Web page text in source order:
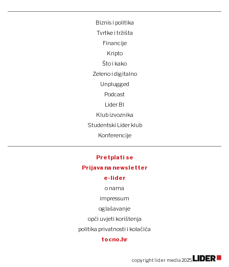
Biznis i politika
Tvrtke i tržišta
Financije
Kripto
Što i kako
Zeleno i digitalno
Unplugged
Podcast
Lider BI
Klub izvoznika
Studentski Lider klub
Konferencije
Pretplati se
Prijava na newsletter
e-lider
o nama
impressum
oglašavanje
opći uvjeti korištenja
politika privatnosti i kolačića
tocno.hr
copyright lider media 2025.